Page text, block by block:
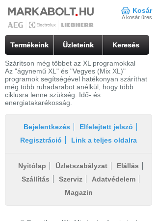
Kosár
A kosár üres
Termékeink Üzleteink Keresés
Szárítson még többet az XL programokkal
Az "ágynemű XL" és "Vegyes (Mix XL)"
programok segítségével hatékonyan száríthat
még több ruhadarabot anélkül, hogy több
ciklusra lenne szükség. Idő- és
energiatakarékosság.
Bejelentkezés
Elfelejtett jelszó
Regisztráció
Link a teljes oldalra
Nyitólap Üzletszabályzat
Elállás
Szállítás
Szerviz
Adatvédelem
Magazin